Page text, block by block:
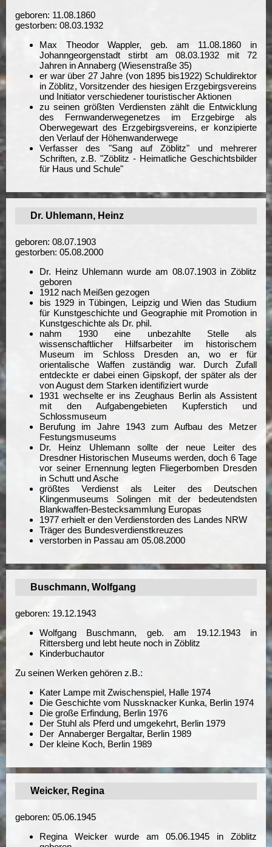
geboren: 11.08.1860
gestorben: 08.03.1932
Max Theodor Wappler, geb. am 11.08.1860 in
Johanngeorgenstadt stirbt am 08.03.1932 mit 72
Jahren in Annaberg (Wiesenstraße 35)
er war über 27 Jahre (von 1895 bis1922) Schuldirektor
in Zöblitz, Vorsitzender des hiesigen Erzgebirgsvereins
und Initiator verschiedener touristischer Aktionen
zu seinen größten Verdiensten zählt die Entwicklung
des Fernwanderwegenetzes im Erzgebirge als
Oberwegewart des Erzgebirgsvereins, er konzipierte
den Verlauf der Höhenwanderwege
Verfasser des "Sang auf Zöblitz" und mehrerer
Schriften, z.B. "Zöblitz - Heimatliche Geschichtsbilder
für Haus und Schule"
Dr. Uhlemann, Heinz
geboren: 08.07.1903
gestorben: 05.08.2000
Dr. Heinz Uhlemann wurde am 08.07.1903 in Zöblitz
geboren
1912 nach Meißen gezogen
bis 1929 in Tübingen, Leipzig und Wien das Studium
für Kunstgeschichte und Geographie mit Promotion in
Kunstgeschichte als Dr. phil.
nahm 1930 eine unbezahlte Stelle als
wissenschaftlicher Hilfsarbeiter im historischem
Museum im Schloss Dresden an, wo er für
orientalische Waffen zuständig war. Durch Zufall
entdeckte er dabei einen Gipskopf, der später als der
von August dem Starken identifiziert wurde
1931 wechselte er ins Zeughaus Berlin als Assistent
mit den Aufgabengebieten Kupferstich und
Schlossmuseum
Berufung im Jahre 1943 zum Aufbau des Metzer
Festungsmuseums
Dr. Heinz Uhlemann sollte der neue Leiter des
Dresdner Historischen Museums werden, doch 6 Tage
vor seiner Ernennung legten Fliegerbomben Dresden
in Schutt und Asche
größtes Verdienst als Leiter des Deutschen
Klingenmuseums Solingen mit der bedeutendsten
Blankwaffen-Bestecksammlung Europas
1977 erhielt er den Verdienstorden des Landes NRW
Träger des Bundesverdienstkreuzes
verstorben in Passau am 05.08.2000
Buschmann, Wolfgang
geboren: 19.12.1943
Wolfgang Buschmann, geb. am 19.12.1943 in
Rittersberg und lebt heute noch in Zöblitz
Kinderbuchautor
Zu seinen Werken gehören z.B.:
Kater Lampe mit Zwischenspiel, Halle 1974
Die Geschichte vom Nussknacker Kunka, Berlin 1974
Die große Erfindung, Berlin 1976
Der Stuhl als Pferd und umgekehrt, Berlin 1979
Der Annaberger Bergaltar, Berlin 1989
Der kleine Koch, Berlin 1989
Weicker, Regina
geboren: 05.06.1945
Regina Weicker wurde am 05.06.1945 in Zöblitz